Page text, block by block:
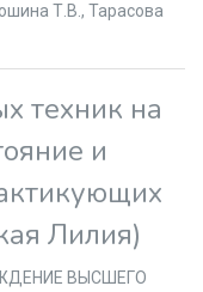
Т.В., Тарасова
техник на
и
Лилия)
ВЫСШЕГО